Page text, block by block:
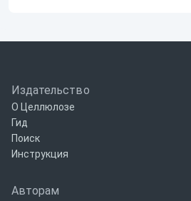
Издательство
О Целлюлозе
Гид
Поиск
Инструкция
Авторам